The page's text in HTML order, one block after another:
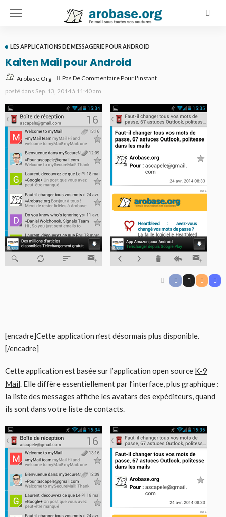
LES APPLICATIONS DE MESSAGERIE POUR ANDROID
Kaiten Mail pour Android
Arobase.org
Pas De Commentaire Pour L'instant
posté dans Sep. 13, 2014 à 11:40 am
[encadre]Cette application n’est désormais plus disponible.
[/encadre]
Cette application est basée sur l’application open source K-9
Mail. Elle diffère essentiellement par l’interface, plus graphique :
la liste des messages affiche les avatars des expéditeurs, quand
ils sont dans votre liste de contacts.